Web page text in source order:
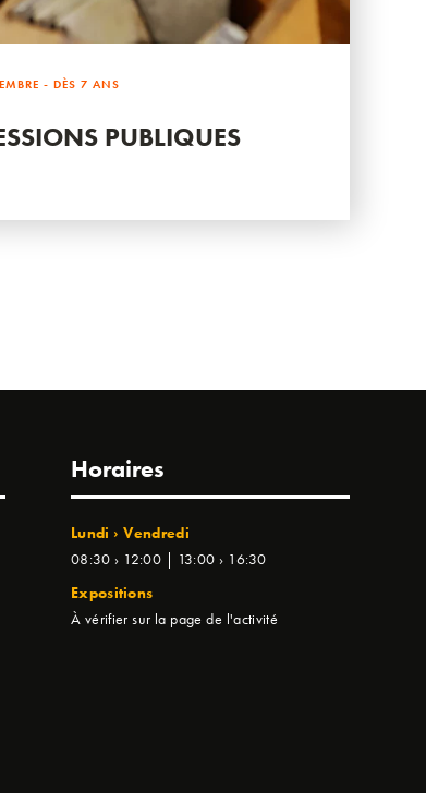
- DÈS 7 ANS
PUBLIQUES
Horaires
Lundi › Vendredi
08:30 › 12:00 | 13:00 › 16:30
Expositions
À vérifier sur la page de l'activité